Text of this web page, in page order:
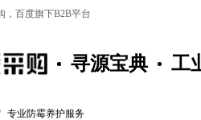
，百度旗下B2B平台
寻源宝典 工
专业防霉养护服务